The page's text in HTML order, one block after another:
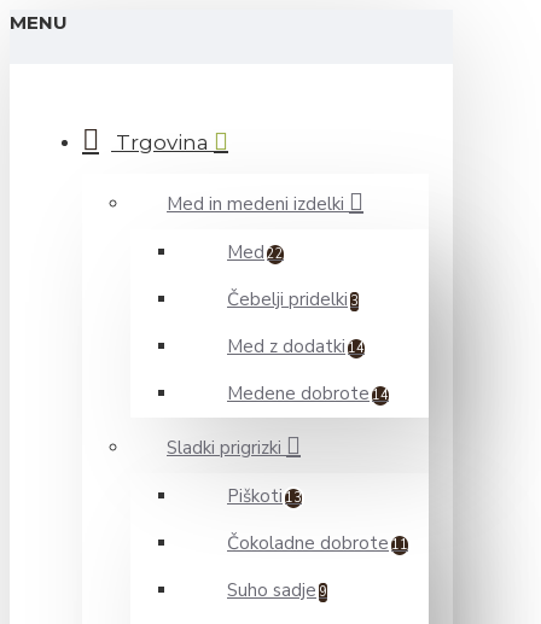
MENU
Trgovina
Med in medeni izdelki
Med 22
Čebelji pridelki 3
Med z dodatki 14
Medene dobrote 14
Sladki prigrizki
Piškoti 13
Čokoladne dobrote 11
Suho sadje 9